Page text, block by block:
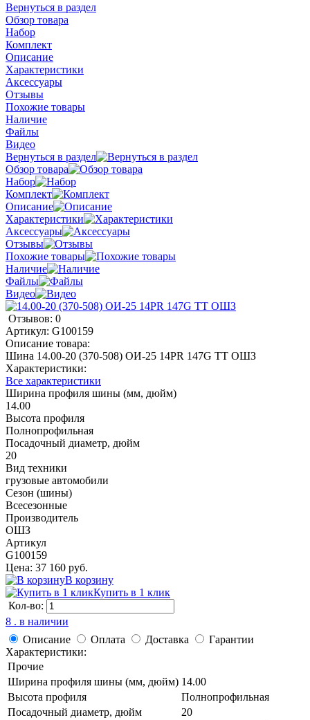
Вернуться в раздел
Обзор товара
Набор
Комплект
Описание
Характеристики
Аксессуары
Отзывы
Похожие товары
Наличие
Файлы
Видео
Вернуться в раздел
Обзор товара
Набор
Комплект
Описание
Характеристики
Аксессуары
Отзывы
Похожие товары
Наличие
Файлы
Видео
Отзывов: 0
Артикул: G100159
Описание товара:
Шина 14.00-20 (370-508) ОИ-25 14PR 147G TT ОШЗ
Характеристики:
Все характеристики
Ширина профиля шины (мм, дюйм)
14.00
Высота профиля
Полнопрофильная
Посадочный диаметр, дюйм
20
Вид техники
грузовые автомобили
Сезон (шины)
Всесезонные
Производитель
ОШЗ
Артикул
G100159
Цена: 37 160 руб.
В корзину
Купить в 1 клик
Кол-во:
8 . в наличии
Описание
Оплата Доставка
Гарантии
Характеристики:
Прочие
Ширина профиля шины (мм, дюйм) 14.00
Высота профиля
Полнопрофильная
Посадочный диаметр, дюйм
20